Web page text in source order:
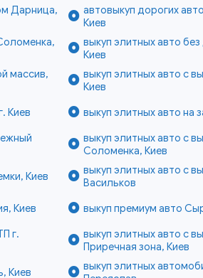
Дарница,
автовыкуп дорогих
Киев
выкуп элитных авто без
Киев
массив,
выкуп элитных авто с
Киев
Киев
выкуп элитных авто на
выкуп элитных авто с
Соломенка, Киев
Киев
выкуп элитных авто с
Васильков
Киев
выкуп премиум авто
г.
выкуп элитных авто с
Приречная зона, Киев
Киев
выкуп элитных